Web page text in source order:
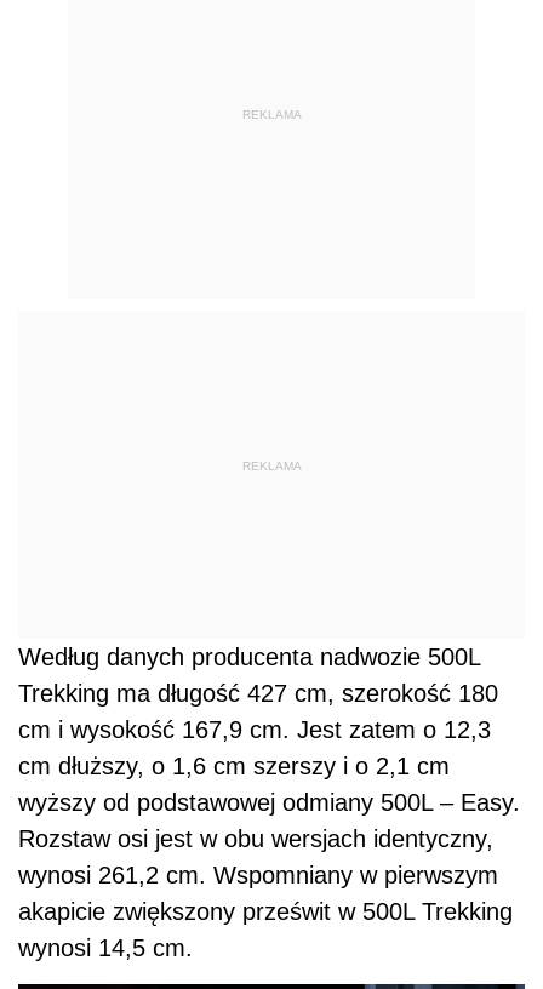
REKLAMA
REKLAMA
Według danych producenta nadwozie 500L
Trekking ma długość 427 cm, szerokość 180
cm i wysokość 167,9 cm. Jest zatem o 12,3
cm dłuższy, o 1,6 cm szerszy i o 2,1 cm
wyższy od podstawowej odmiany 500L – Easy.
Rozstaw osi jest w obu wersjach identyczny,
wynosi 261,2 cm. Wspomniany w pierwszym
akapicie zwiększony prześwit w 500L Trekking
wynosi 14,5 cm.